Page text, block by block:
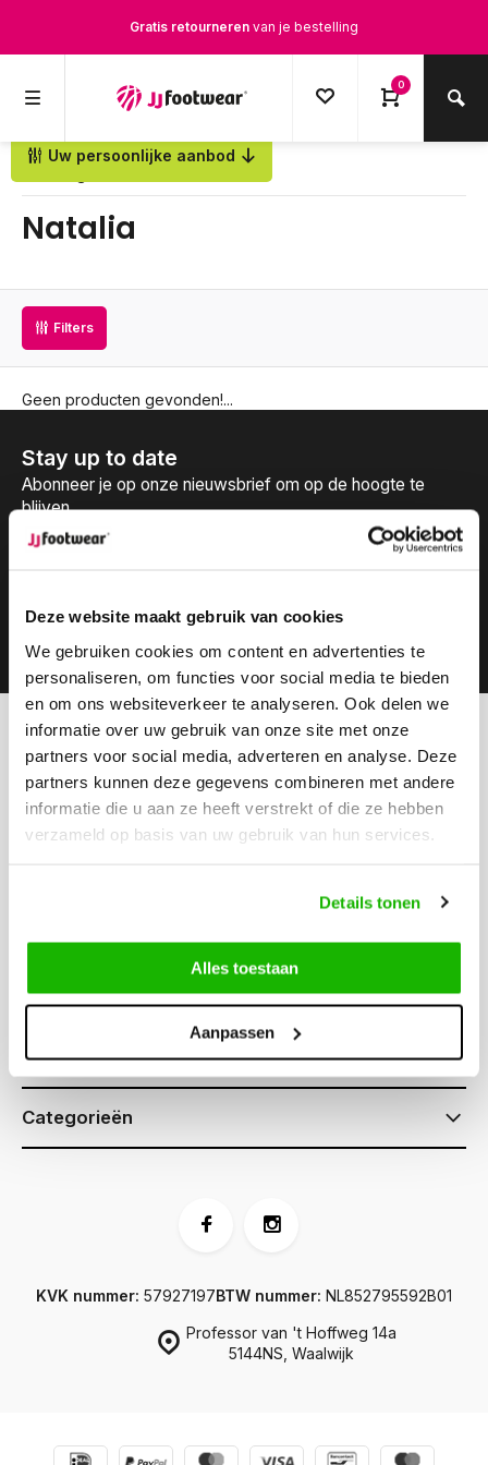
Deze website maakt gebruik van cookies
We gebruiken cookies om content en advertenties te
personaliseren, om functies voor social media te bieden
en om ons websiteverkeer te analyseren. Ook delen we
informatie over uw gebruik van onze site met onze
partners voor social media, adverteren en analyse. Deze
partners kunnen deze gegevens combineren met andere
informatie die u aan ze heeft verstrekt of die ze hebben
verzameld op basis van uw gebruik van hun services.
Details tonen
Alles toestaan
Aanpassen
Gratis retourneren van je bestelling
0
Uw persoonlijke aanbod
Natalia
Filters
Geen producten gevonden!...
Stay up to date
Abonneer je op onze nieuwsbrief om op de hoogte te
blijven.
Kunnen we helpen?
Klantenservice:
Bel ons
0416-272223
Klantenservice
Informatie
Categorieën
Professor van 't Hoffweg 14a
5144NS, Waalwijk
KVK nummer: 57927197BTW nummer: NL852795592B01